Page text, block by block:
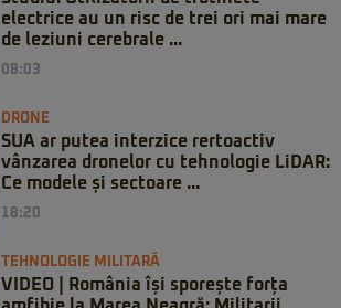
electrice au un risc de trei ori mai mare
de leziuni cerebrale ...
08:03
DRONE
SUA ar putea interzice rertoactiv
vânzarea dronelor cu tehnologie LiDAR:
Ce modele și sectoare ...
18:20
TEHNOLOGIE MILITARĂ
VIDEO | România își sporește forța